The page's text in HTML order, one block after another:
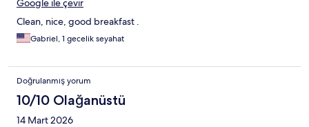
Google ile çevir
Clean, nice, good breakfast .
Gabriel, 1 gecelik seyahat
Doğrulanmış yorum
10/10 Olağanüstü
14 Mart 2026